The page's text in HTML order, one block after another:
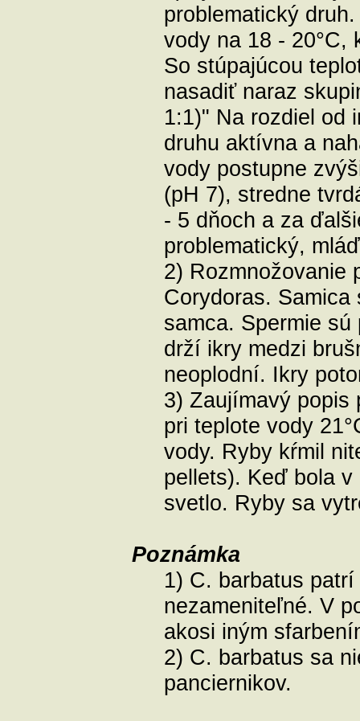
problematický
vody na 18 - 20°C,
So stúpajúcou
nasadiť naraz
1:1)" Na rozdiel od
druhu aktívna a
vody postupne
(pH 7), stredne
- 5 dňoch a za
problematický,
2) Rozmnožovanie
Corydoras.
samca. Spermie
drží ikry medzi
neoplodní. Ikry
3) Zaujímavý popis
pri teplote vody
vody. Ryby kŕmil
pellets). Keď bola
svetlo. Ryby sa
Poznámka
1) C. barbatus
nezameniteľné. V
akosi iným
2) C. barbatus sa
panciernikov.